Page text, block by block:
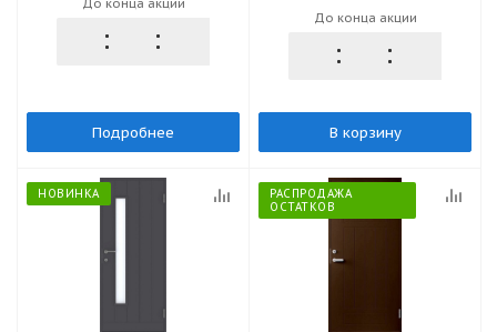
До конца акции
Подробнее
До конца акции
В корзину
НОВИНКА
РАСПРОДАЖА
ОСТАТКОВ